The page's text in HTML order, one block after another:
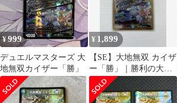
¥999
デュエルマスターズ 大
地無双カイザー「勝」
¥ 1,899
【SE】大地無双 カイザ
ー「勝」｜勝利の大地
【ゴールドボーダー仕
様】